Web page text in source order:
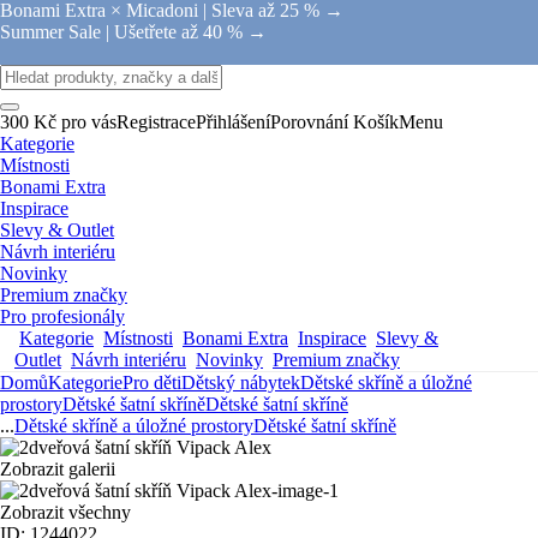
Bonami Extra × Micadoni | Sleva až 25 % →
Summer Sale | Ušetřete až 40 % →
300 Kč pro vásRegistracePřihlášeníPorovnání KošíkMenu
Kategorie
Místnosti
Bonami Extra
Inspirace
Slevy & Outlet
Návrh interiéru
Novinky
Premium značky
Pro profesionály
Kategorie Místnosti Bonami Extra Inspirace Slevy &
Outlet Návrh interiéru Novinky Premium značky
DomůKategoriePro dětiDětský nábytekDětské skříně a úložné
prostoryDětské šatní skříněDětské šatní skříně
...Dětské skříně a úložné prostoryDětské šatní skříně
Zobrazit galerii
Zobrazit všechny
ID: 1244022